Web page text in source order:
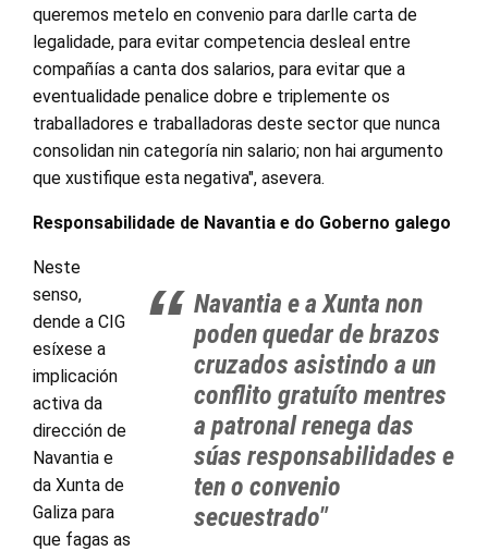
queremos metelo en convenio para darlle carta de
legalidade, para evitar competencia desleal entre
compañías a canta dos salarios, para evitar que a
eventualidade penalice dobre e triplemente os
traballadores e traballadoras deste sector que nunca
consolidan nin categoría nin salario; non hai argumento
que xustifique esta negativa", asevera.
Responsabilidade de Navantia e do Goberno galego
Navantia e a Xunta non
poden quedar de brazos
cruzados asistindo a un
conflito gratuíto mentres
a patronal renega das
súas responsabilidades e
ten o convenio
secuestrado"
Neste
senso,
dende a CIG
esíxese a
implicación
activa da
dirección de
Navantia e
da Xunta de
Galiza para
que fagas as